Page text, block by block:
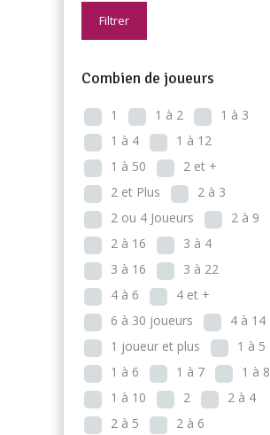
Filtrer
Combien de joueurs
1 1 à 2
1 à 3
1 à 4
1 à 12
1 à 50
2 et +
2 et Plus
2 à 3
2 ou 4 Joueurs
2 à 9
2 à 16
3 à 4
3 à 16
3 à 22
4 à 6
4 et +
6 à 30 joueurs
4 à 14
1 joueur et plus
1 à 5
1 à 6
1 à 7
1 à 8
1 à 10
2
2 à 4
2 à 5
2 à 6